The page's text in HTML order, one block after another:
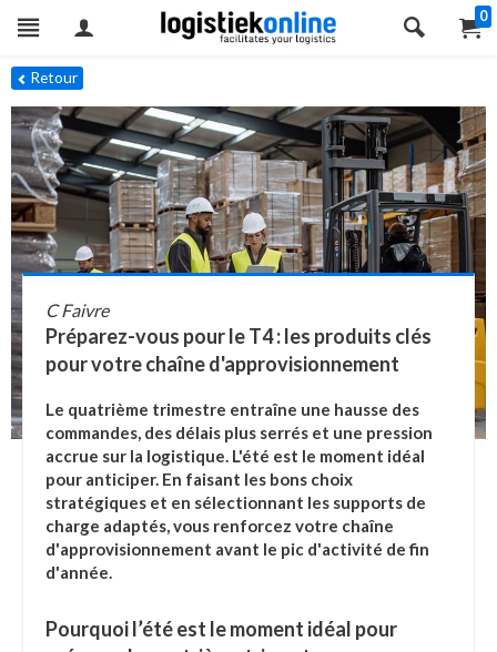
0
Retour
C Faivre
Préparez-vous pour le T4 : les produits clés
pour votre chaîne d'approvisionnement
Le quatrième trimestre entraîne une hausse des
commandes, des délais plus serrés et une pression
accrue sur la logistique. L'été est le moment idéal
pour anticiper. En faisant les bons choix
stratégiques et en sélectionnant les supports de
charge adaptés, vous renforcez votre chaîne
d'approvisionnement avant le pic d'activité de fin
d'année.
Pourquoi l’été est le moment idéal pour